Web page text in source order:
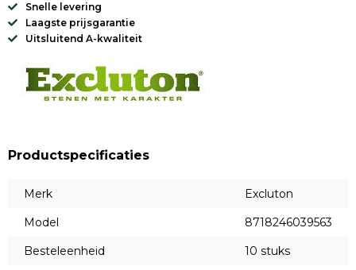
Snelle levering
Laagste prijsgarantie
Uitsluitend A-kwaliteit
Productspecificaties
Merk
Excluton
Model
8718246039563
Besteleenheid
10 stuks